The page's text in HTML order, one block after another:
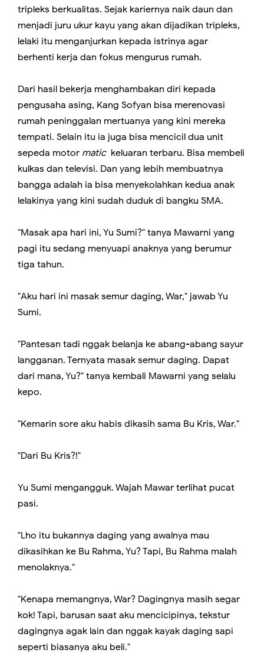
tripleks berkualitas. Sejak kariernya naik daun dan
menjadi juru ukur kayu yang akan dijadikan tripleks,
lelaki itu menganjurkan kepada istrinya agar
berhenti kerja dan fokus mengurus rumah.
Dari hasil bekerja menghambakan diri kepada
pengusaha asing, Kang Sofyan bisa merenovasi
rumah peninggalan mertuanya yang kini mereka
tempati. Selain itu ia juga bisa mencicil dua unit
sepeda motor matickeluaran terbaru. Bisa membeli
kulkas dan televisi. Dan yang lebih membuatnya
bangga adalah ia bisa menyekolahkan kedua anak
lelakinya yang kini sudah duduk di bangku SMA.
"Masak apa hari ini, Yu Sumi?" tanya Mawarni yang
pagi itu sedang menyuapi anaknya yang berumur
tiga tahun.
"Aku hari ini masak semur daging, War," jawab Yu
Sumi.
"Pantesan tadi nggak belanja ke abang-abang sayur
langganan. Ternyata masak semur daging. Dapat
dari mana, Yu?" tanya kembali Mawarni yang selalu
kepo.
"Kemarin sore aku habis dikasih sama Bu Kris, War."
"Dari Bu Kris?!"
Yu Sumi mengangguk. Wajah Mawar terlihat pucat
pasi.
"Lho itu bukannya daging yang awalnya mau
dikasihkan ke Bu Rahma, Yu? Tapi, Bu Rahma malah
menolaknya."
"Kenapa memangnya, War? Dagingnya masih segar
kok! Tapi, barusan saat aku mencicipinya, tekstur
dagingnya agak lain dan nggak kayak daging sapi
seperti biasanya aku beli."